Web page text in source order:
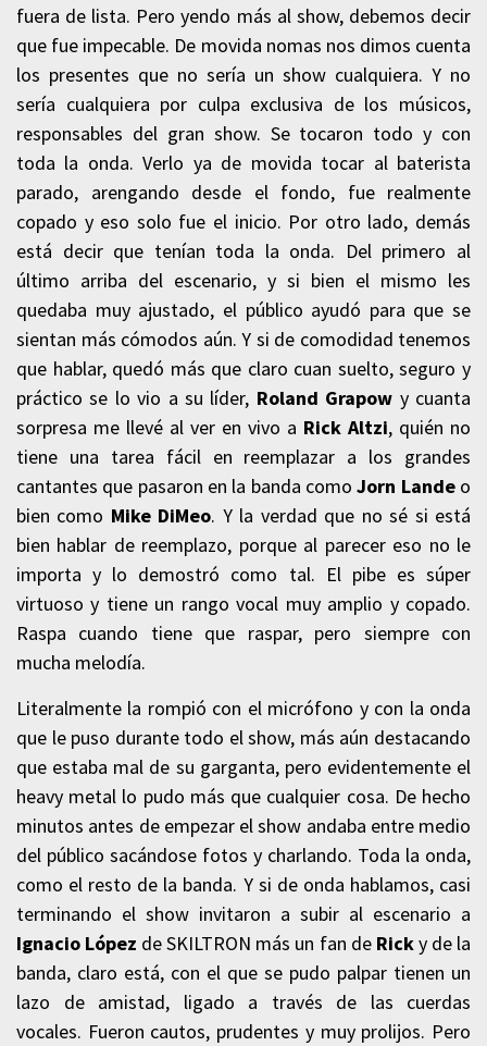
fuera de lista. Pero yendo más al show, debemos decir
que fue impecable. De movida nomas nos dimos cuenta
los presentes que no sería un show cualquiera. Y no
sería cualquiera por culpa exclusiva de los músicos,
responsables del gran show. Se tocaron todo y con
toda la onda. Verlo ya de movida tocar al baterista
parado, arengando desde el fondo, fue realmente
copado y eso solo fue el inicio. Por otro lado, demás
está decir que tenían toda la onda. Del primero al
último arriba del escenario, y si bien el mismo les
quedaba muy ajustado, el público ayudó para que se
sientan más cómodos aún. Y si de comodidad tenemos
que hablar, quedó más que claro cuan suelto, seguro y
práctico se lo vio a su líder, Roland Grapow y cuanta
sorpresa me llevé al ver en vivo a Rick Altzi, quién no
tiene una tarea fácil en reemplazar a los grandes
cantantes que pasaron en la banda comoJorn Landeo
bien como Mike DiMeo. Y la verdad que no sé si está
bien hablar de reemplazo, porque al parecer eso no le
importa y lo demostró como tal. El pibe es súper
virtuoso y tiene un rango vocal muy amplio y copado.
Raspa cuando tiene que raspar, pero siempre con
mucha melodía.
Literalmente la rompió con el micrófono y con la onda
que le puso durante todo el show, más aún destacando
que estaba mal de su garganta, pero evidentemente el
heavy metal lo pudo más que cualquier cosa. De hecho
minutos antes de empezar el show andaba entre medio
del público sacándose fotos y charlando. Toda la onda,
como el resto de la banda. Y si de onda hablamos, casi
terminando el show invitaron a subir al escenario a
Ignacio López de SKILTRON más un fan de Ricky de la
banda, claro está, con el que se pudo palpar tienen un
lazo de amistad, ligado a través de las cuerdas
vocales. Fueron cautos, prudentes y muy prolijos. Pero